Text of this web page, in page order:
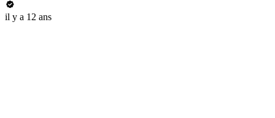
il y a 12 ans